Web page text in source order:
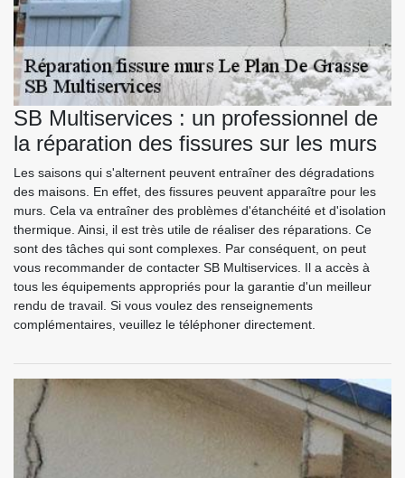
SB Multiservices : un professionnel de
la réparation des fissures sur les murs
Les saisons qui s'alternent peuvent entraîner des dégradations
des maisons. En effet, des fissures peuvent apparaître pour les
murs. Cela va entraîner des problèmes d'étanchéité et d'isolation
thermique. Ainsi, il est très utile de réaliser des réparations. Ce
sont des tâches qui sont complexes. Par conséquent, on peut
vous recommander de contacter SB Multiservices. Il a accès à
tous les équipements appropriés pour la garantie d'un meilleur
rendu de travail. Si vous voulez des renseignements
complémentaires, veuillez le téléphoner directement.